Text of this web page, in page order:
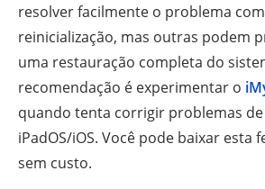
resolver facilmente o problema
reinicialização, mas outras podem
uma restauração completa do
recomendação é experimentar o
quando tenta corrigir problemas
iPadOS/iOS. Você pode baixar esta
sem custo.